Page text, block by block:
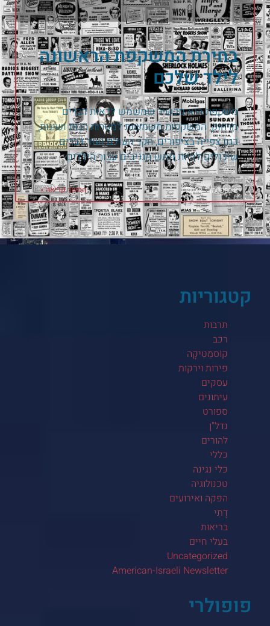
בחירת המשקפת הראשונה
לילד שלכם
משקפת היא מכשיר שמשמש לראות דברים
מרחוק. המשקפות משמשות למטרות רבות ושונות,
כגון צפייה בציפורים, חקר העולם ועוד דברים
שיכולים להיות ממש מגניבים עבור הילדים
המשך קריאה » 8 בספטמבר 2022
קטגוריות
תרבות
רכב
קוֹסמֵטִיקָה
פירות וירקות
עסקים
עיתונים
ספורט
נדל"ן
להורים
כללי
כלי נגינה
טכנולוגיה
הפקה ואירועים
דָתִי
בריאות
בעלי חיים
Uncategorized
American-Israeli Newsletter
פופולרי